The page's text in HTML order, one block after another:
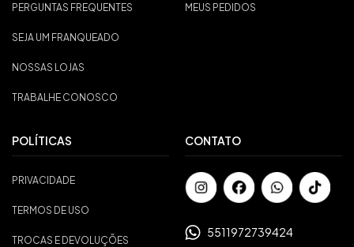
PERGUNTAS FREQUENTES
SEJA UM FRANQUEADO
NOSSAS LOJAS
TRABALHE CONOSCO
MEUS PEDIDOS
POLÍTICAS
PRIVACIDADE
TERMOS DE USO
TROCAS E DEVOLUÇÕES
CONTATO
5511972739424